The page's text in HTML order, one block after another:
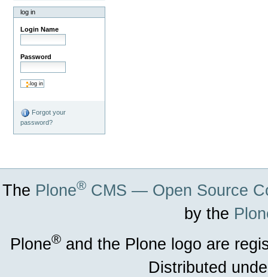
log in
Login Name
Password
Forgot your
password?
The Plone® CMS — Open Source
by the
Plone® and the Plone logo are
Distributed